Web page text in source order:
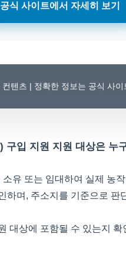
공식 사이트에서 자세히 보기
텐츠 | 정확한 정보는 공식 사이
구입 지원 지원 대상은 누
유 또는 임대하여 실제 농
하며, 주소지를 기준으로 판
대상에 포함될 수 있는지